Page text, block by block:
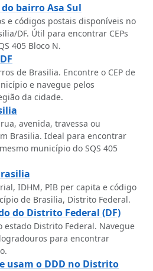
bairro Asa Sul
e códigos postais disponíveis no
DF. Útil para encontrar CEPs
405 Bloco N.
de Brasilia. Encontre o CEP de
e navegue pelos
da cidade.
avenida, travessa ou
Brasilia. Ideal para encontrar
município do SQS 405
IDHM, PIB per capita e código
de Brasilia, Distrito Federal.
do Distrito Federal (DF)
estado Distrito Federal. Navegue
para encontrar
usam o DDD no Distrito